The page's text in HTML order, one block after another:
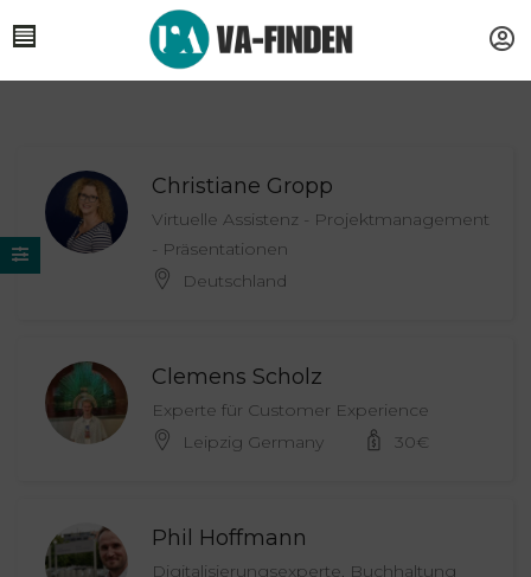
Christiane Gropp
Virtuelle Assistenz - Projektmanagement
- Präsentationen
Deutschland
Clemens Scholz
Experte für Customer Experience
Leipzig Germany
30€
Phil Hoffmann
Digitalisierungsexperte, Buchhaltung